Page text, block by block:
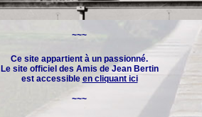
~~~
Ce site appartient à un passionné.
Le site officiel des Amis de Jean Bertin
est accessible en cliquant ici
~~~